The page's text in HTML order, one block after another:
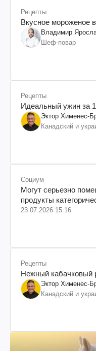
Рецепты
Вкусное мороженое
Владимир
Шеф-повар
Рецепты
Идеальный ужин за
Эктор Хименес-
Канадский и
Социум
Могут серьезно
продукты
23.07.2026 15:16
Рецепты
Нежный кабачковый
Эктор Хименес-
Канадский и